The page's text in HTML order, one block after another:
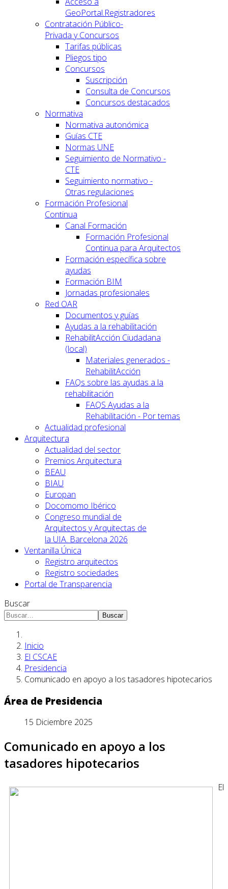
GeoPortal.Registradores
Contratación Público-
Privada y Concursos
Tarifas públicas
Pliegos tipo
Concursos
Suscripción
Consulta de Concursos
Concursos destacados
Normativa
Normativa autonómica
Guías CTE
Normas UNE
Seguimiento de Normativo -
CTE
Seguimiento normativo -
Otras regulaciones
Formación Profesional
Continua
Canal Formación
Formación Profesional
Continua para Arquitectos
Formación específica sobre
ayudas
Formación BIM
Jornadas profesionales
Red OAR
Documentos y guías
Ayudas a la rehabilitación
RehabilitAcción Ciudadana
(local)
Materiales generados -
RehabilitAcción
FAQs sobre las ayudas a la
rehabilitación
FAQS Ayudas a la
Rehabilitación - Por temas
Actualidad profesional
Arquitectura
Actualidad del sector
Premios Arquitectura
BEAU
BIAU
Europan
Docomomo Ibérico
Congreso mundial de
Arquitectos y Arquitectas de
la UIA. Barcelona 2026
Ventanilla Única
Registro arquitectos
Registro sociedades
Portal de Transparencia
Buscar
Buscar
Inicio
El CSCAE
Presidencia
Comunicado en apoyo a los tasadores hipotecarios
Área de Presidencia
15 Diciembre 2025
Comunicado en apoyo a los
tasadores hipotecarios
El